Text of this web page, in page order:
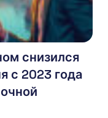
снизился
с 2023 года